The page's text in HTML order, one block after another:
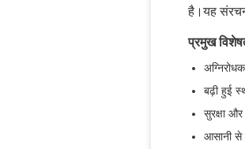
है।यह
प्रमुख
बढ़ी हुई
सुरक्षा
आसानी से